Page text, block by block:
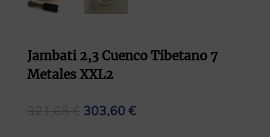
Jambati 2,3 Cuenco Tibetano 7
Metales XXL2
El
303,60 €El